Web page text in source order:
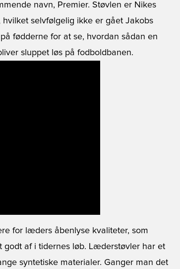
navn, Premier. Støvlen er Nikes
selvfølgelig ikke er gået Jakobs
fødderne for at se, hvordan sådan en
sluppet løs på fodboldbanen.
for læders åbenlyse kvaliteter, som
godt af i tidernes løb. Læderstøvler har et
syntetiske materialer. Ganger man det